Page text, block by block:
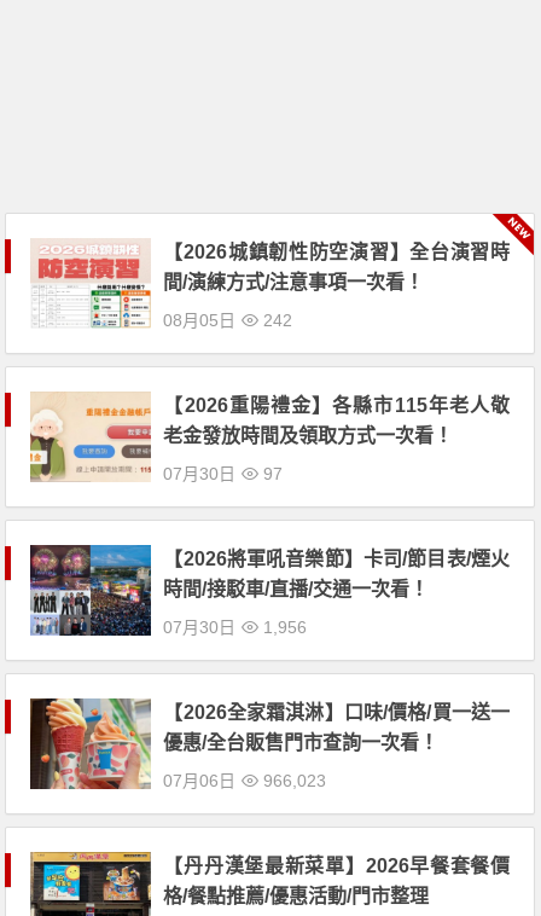
【2026城鎮韌性防空演習】全台演習時
間/演練方式/注意事項一次看！
08月05日 242
【2026重陽禮金】各縣市115年老人敬
老金發放時間及領取方式一次看！
07月30日 97
【2026將軍吼音樂節】卡司/節目表/煙火
時間/接駁車/直播/交通一次看！
07月30日 1,956
【2026全家霜淇淋】口味/價格/買一送一
優惠/全台販售門市查詢一次看！
07月06日 966,023
【丹丹漢堡最新菜單】2026早餐套餐價
格/餐點推薦/優惠活動/門市整理